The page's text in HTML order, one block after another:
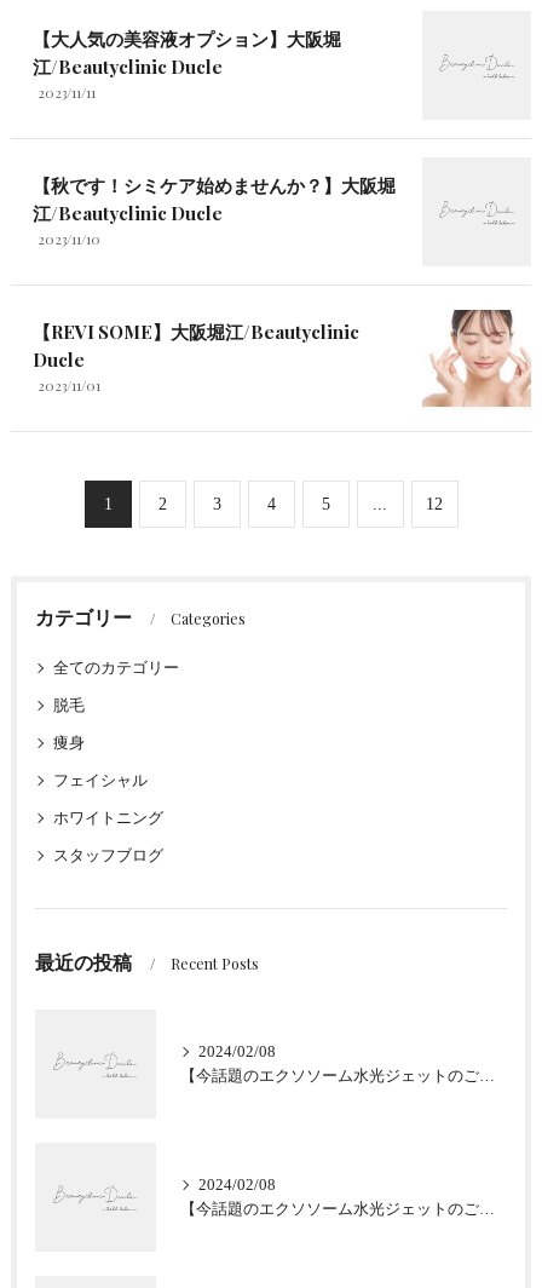
【大人気の美容液オプション】大阪堀
江/Beautyclinic Ducle
2023/11/11
【秋です！シミケア始めませんか？】大阪堀
江/Beautyclinic Ducle
2023/11/10
【REVI SOME】大阪堀江/Beautyclinic
Ducle
2023/11/01
1 2 3 4 5 ... 12
カテゴリー Categories
全てのカテゴリー
脱毛
痩身
フェイシャル
ホワイトニング
スタッフブログ
最近の投稿 Recent Posts
2024/02/08
【今話題のエクソソーム水光ジェットのご紹介★肌質改善】大阪堀江/Beautyclinic Ducle
2024/02/08
【今話題のエクソソーム水光ジェットのご紹介★肌質改善】大阪堀江/Beautyclinic Ducle